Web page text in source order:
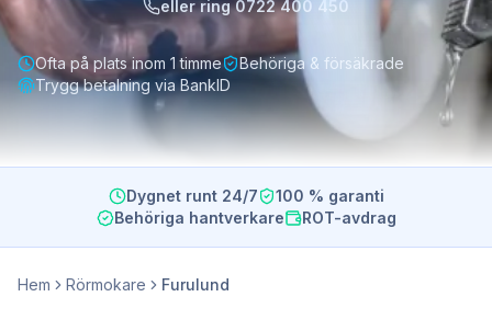
eller ring0722 400 450
Ofta på plats inom 1 timme
Behöriga & försäkrade
Trygg betalning via BankID
Dygnet runt 24/7
100 % garanti
Behöriga hantverkare
ROT-avdrag
Hem Rörmokare Furulund